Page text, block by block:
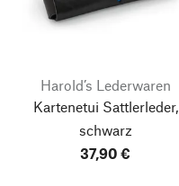
Harold’s Lederwaren
Kartenetui Sattlerleder,
schwarz
37,90 €